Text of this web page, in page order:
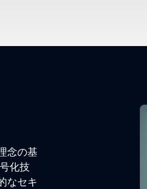
SkrillとNetellerの支払いは日本で
24営業時間以内に処理されます。 資金は、他の支
：管理手数料（取引活動なし）：入金後に取引が一
自然な表現に調整していますが、必要に応じてさら
関してご質問やご不明な点がありましたら、お気軽に
社では、継続的に入金・出金方法を追加しています
念の基
化技
なセキ